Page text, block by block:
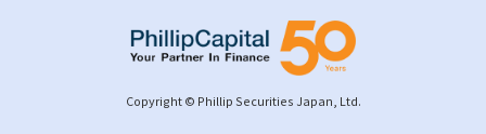
Copyright © Phillip Securities Japan, Ltd.